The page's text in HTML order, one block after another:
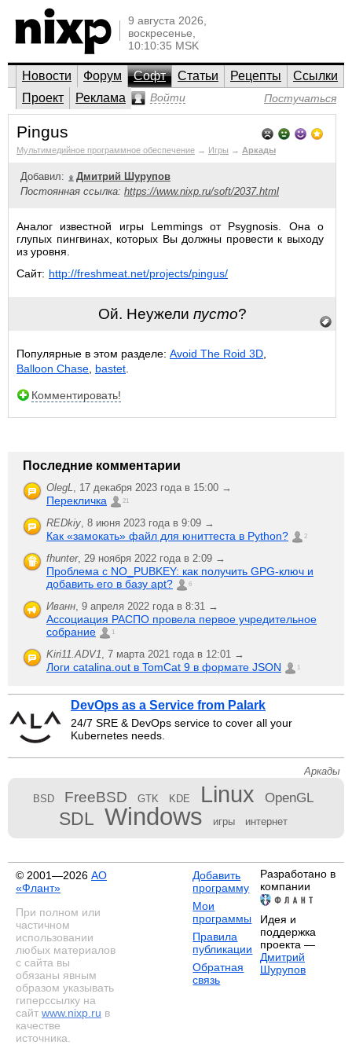
9 августа 2026,
воскресенье,
10:10:35 MSK
Новости Форум Софт Статьи Рецепты
Ссылки
Проект
Реклама Войти Постучаться
Pingus
Мультимедийное программное обеспечение → Игры → Аркады
Добавил:
Дмитрий Шурупов
Постоянная ссылка: https://www.nixp.ru/soft/2037.html
Аналог известной игры Lemmings от Psygnosis. Она о
глупых пингвинах, которых Вы должны провести к выходу
из уровня.
Сайт: http://freshmeat.net/projects/pingus/
Ой. Неужели пусто?
Популярные в этом разделе: Avoid The Roid 3D
Balloon Chase bastet
Комментировать!
Последние комментарии
OlegL, 17 декабря 2023 года в 15:00 →
Перекличка 21
REDkiy, 8 июня 2023 года в 9:09 →
Как «замокать» файл для юниттеста в Python? 2
fhunter, 29 ноября 2022 года в 2:09 →
Проблема с NO_PUBKEY: как получить GPG-ключ и
добавить его в базу apt?
6
Иванн, 9 апреля 2022 года в 8:31 →
Ассоциация РАСПО провела первое учредительное
собрание
1
Kiri11.ADV1, 7 марта 2021 года в 12:01 →
Логи catalina.out в TomCat 9 в формате JSON 1
DevOps as a Service from Palark
24/7 SRE & DevOps service to cover all your
Kubernetes needs.
Аркады
BSD FreeBSD GTK KDE Linux OpenGL
SDL Windows игры интернет
© 2001—2026 АО
«Флант»
При полном или
частичном
использовании
любых материалов
с сайта вы
обязаны явным
образом указывать
гиперссылку на
сайт www.nixp.ru в
качестве
источника.
Добавить
программу
Мои
программы
Правила
публикации
Обратная
связь
Разработано в
компании
Идея и
поддержка
проекта —
Дмитрий
Шурупов